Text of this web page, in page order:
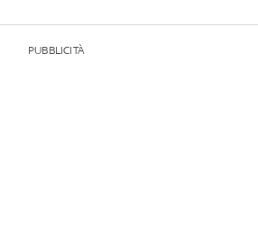
PUBBLICITÀ